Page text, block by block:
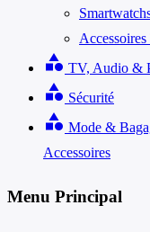
category TV, Audio &
category Sécurité
category Mode &
Accessoires
Menu Principal